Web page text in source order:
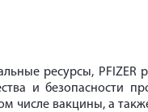
ресурсы,
и безопасности
числе вакцины, а